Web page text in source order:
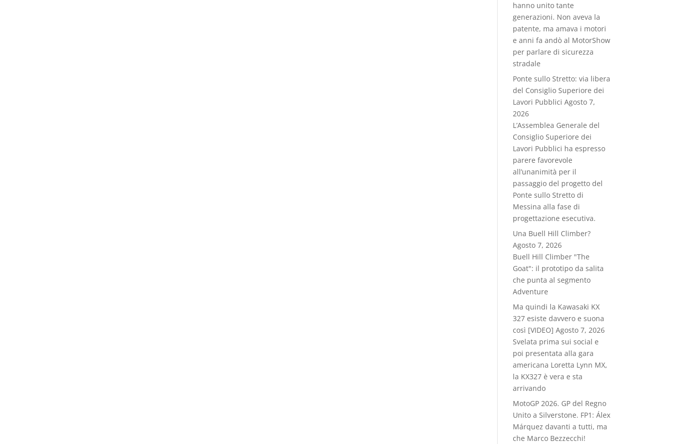
hanno unito tante
generazioni. Non aveva la
patente, ma amava i motori
e anni fa andò al MotorShow
per parlare di sicurezza
stradale
Ponte sullo Stretto: via libera
del Consiglio Superiore dei
Lavori Pubblici Agosto 7,
2026
L’Assemblea Generale del
Consiglio Superiore dei
Lavori Pubblici ha espresso
parere favorevole
all’unanimità per il
passaggio del progetto del
Ponte sullo Stretto di
Messina alla fase di
progettazione esecutiva.
Una Buell Hill Climber?
Agosto 7, 2026
Buell Hill Climber "The
Goat": il prototipo da salita
che punta al segmento
Adventure
Ma quindi la Kawasaki KX
327 esiste davvero e suona
così [VIDEO] Agosto 7, 2026
Svelata prima sui social e
poi presentata alla gara
americana Loretta Lynn MX,
la KX327 è vera e sta
arrivando
MotoGP 2026. GP del Regno
Unito a Silverstone. FP1: Álex
Márquez davanti a tutti, ma
che Marco Bezzecchi!